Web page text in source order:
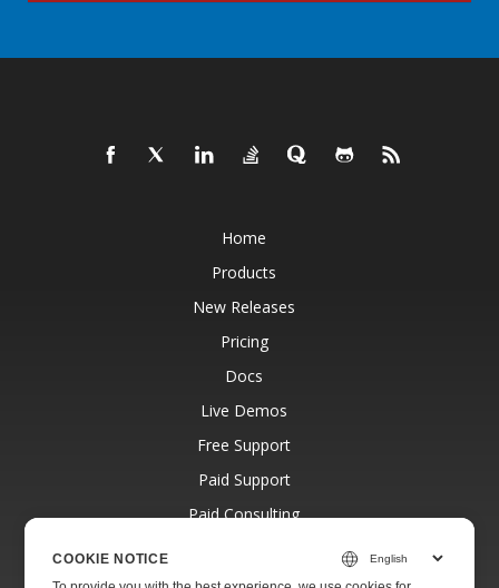
Home
Products
New Releases
Pricing
Docs
Live Demos
Free Support
Paid Support
Paid Consulting
Websites
COOKIE NOTICE